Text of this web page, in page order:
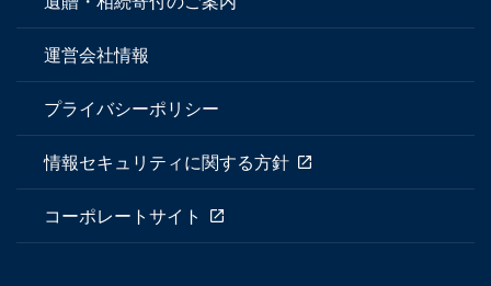
運営会社情報
プライバシーポリシー
情報セキュリティに関する方針
コーポレートサイト